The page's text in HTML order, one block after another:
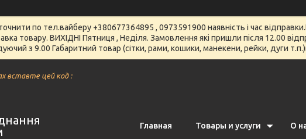
по тел.вайберу +380677364895 , 0973591900 наявність і час
товару. ВИХІДНІ Пятниця , Неділя. Замовлення які пришли після 12.00
з 9.00 Габаритний товар (сітки, рами, кошики, манекени, рейки, дуги
вставте цей код :
Главная Товары и услуги О